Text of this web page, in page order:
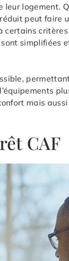
logement.
peut faire
simplifiées
mais
CAF